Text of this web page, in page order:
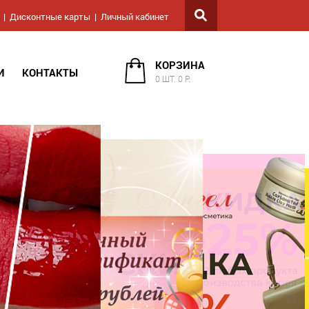
Дисконтные карты Личный кабинет
КОНТАКТЫ
КОРЗИНА
0 ШТ. 0 Р.